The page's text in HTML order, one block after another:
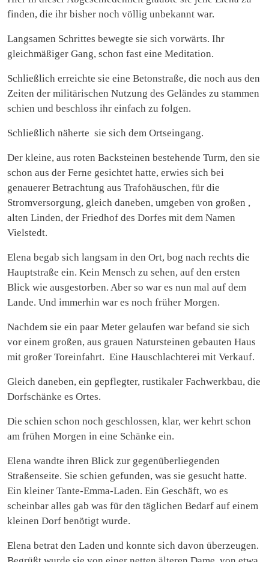
finden, die ihr bisher noch völlig unbekannt war.
Langsamen Schrittes bewegte sie sich vorwärts. Ihr
gleichmäßiger Gang, schon fast eine Meditation.
Schließlich erreichte sie eine Betonstraße, die noch aus den
Zeiten der militärischen Nutzung des Geländes zu stammen
schien und beschloss ihr einfach zu folgen.
Schließlich näherte sie sich dem Ortseingang.
Der kleine, aus roten Backsteinen bestehende Turm, den sie
schon aus der Ferne gesichtet hatte, erwies sich bei
genauerer Betrachtung aus Trafohäuschen, für die
Stromversorgung, gleich daneben, umgeben von großen ,
alten Linden, der Friedhof des Dorfes mit dem Namen
Vielstedt.
Elena begab sich langsam in den Ort, bog nach rechts die
Hauptstraße ein. Kein Mensch zu sehen, auf den ersten
Blick wie ausgestorben. Aber so war es nun mal auf dem
Lande. Und immerhin war es noch früher Morgen.
Nachdem sie ein paar Meter gelaufen war befand sie sich
vor einem großen, aus grauen Natursteinen gebauten Haus
mit großer Toreinfahrt. Eine Hauschlachterei mit Verkauf.
Gleich daneben, ein gepflegter, rustikaler Fachwerkbau, die
Dorfschänke es Ortes.
Die schien schon noch geschlossen, klar, wer kehrt schon
am frühen Morgen in eine Schänke ein.
Elena wandte ihren Blick zur gegenüberliegenden
Straßenseite. Sie schien gefunden, was sie gesucht hatte.
Ein kleiner Tante-Emma-Laden. Ein Geschäft, wo es
scheinbar alles gab was für den täglichen Bedarf auf einem
kleinen Dorf benötigt wurde.
Elena betrat den Laden und konnte sich davon überzeugen.